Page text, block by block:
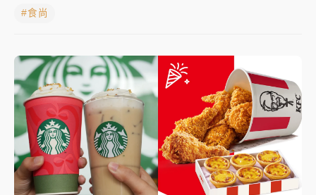
中租控股7月營收創今年新高 前7月獲利成長6%
獨家｜ 和欣客運總裁逝世！少東涉洗錢遭收押 戴手銬
腳鐐提前奔靈堂畫面曝
處置制度大變革！ 證交所今起縮短股票「關禁閉」天
數與撮合時間
#食尚